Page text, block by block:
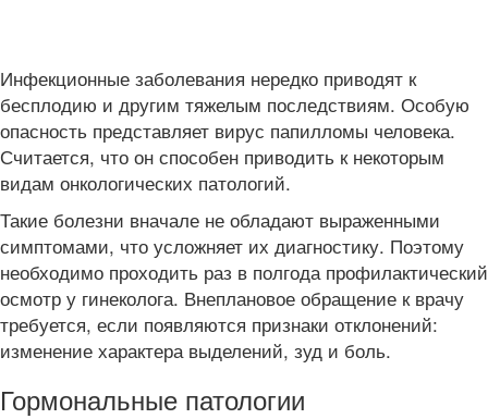
Инфекционные заболевания нередко приводят к
бесплодию и другим тяжелым последствиям. Особую
опасность представляет вирус папилломы человека.
Считается, что он способен приводить к некоторым
видам онкологических патологий.
Такие болезни вначале не обладают выраженными
симптомами, что усложняет их диагностику. Поэтому
необходимо проходить раз в полгода профилактический
осмотр у гинеколога. Внеплановое обращение к врачу
требуется, если появляются признаки отклонений:
изменение характера выделений, зуд и боль.
Гормональные патологии